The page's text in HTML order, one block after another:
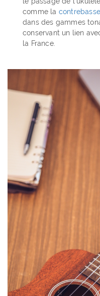
comme la contrebasse
dans des gammes
conservant un lien
la France.